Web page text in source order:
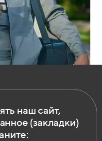
наш сайт,
(закладки)